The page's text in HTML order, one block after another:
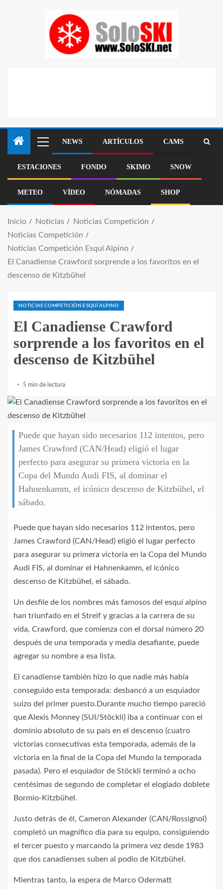
NEWS ARTÍCULOS CAMS
ESTACIONES FONDO SKIMO SNOW
METEO VÍDEO NÓMADAS SHOP
Inicio Noticias
Noticias Competición
Noticias Competición
Noticias Competición Esquí Alpino
El Canadiense Crawford sorprende a los favoritos en el
descenso de Kitzbühel
NOTICIAS COMPETICIÓN ESQUÍ ALPINO
El Canadiense Crawford
sorprende a los favoritos en el
descenso de Kitzbühel
5 min de lectura
Puede que hayan sido necesarios 112 intentos, pero
James Crawford (CAN/Head) eligió el lugar
perfecto para asegurar su primera victoria en la
Copa del Mundo Audi FIS, al dominar el
Hahnenkamm, el icónico descenso de Kitzbühel, el
sábado.
Puede que hayan sido necesarios 112 intentos, pero
James Crawford (CAN/Head) eligió el lugar perfecto
para asegurar su primera victoria en la Copa del Mundo
Audi FIS, al dominar el Hahnenkamm, el icónico
descenso de Kitzbühel, el sábado.
Un desfile de los nombres más famosos del esquí alpino
han triunfado en el Streif y gracias a la carrera de su
vida, Crawford, que comienza con el dorsal número 20
después de una temporada y media desafiante, puede
agregar su nombre a esa lista.
El canadiense también hizo lo que nadie más había
conseguido esta temporada: desbancó a un esquiador
suizo del primer puesto.Durante mucho tiempo pareció
que Alexis Monney (SUI/Stöckli) iba a continuar con el
dominio absoluto de su país en el descenso (cuatro
victorias consecutivas esta temporada, además de la
victoria en la final de la Copa del Mundo la temporada
pasada). Pero el esquiador de Stöckli terminó a ocho
centésimas de segundo de completar el elogiado doblete
Bormio-Kitzbühel.
Justo detrás de él, Cameron Alexander (CAN/Rossignol)
completó un magnífico día para su equipo, consiguiendo
el tercer puesto y marcando la primera vez desde 1983
que dos canadienses suben al podio de Kitzbühel.
Mientras tanto, la espera de Marco Odermatt